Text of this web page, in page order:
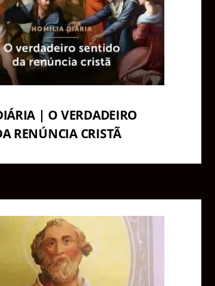
| O VERDADEIRO
RENÚNCIA CRISTÃ